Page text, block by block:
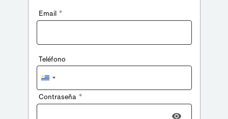
Email *
Teléfono
Uruguay
+598
Contraseña *